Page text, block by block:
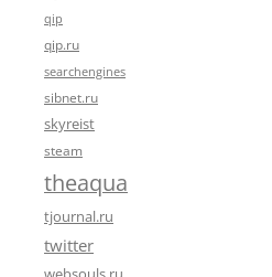
qip
qip.ru
searchengines
sibnet.ru
skyreist
steam
theaqua
tjournal.ru
twitter